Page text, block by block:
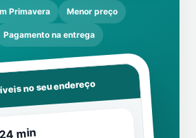
Primavera Menor preço
Pagamento na entrega
no seu endereço